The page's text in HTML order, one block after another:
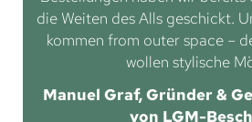
die Weiten des Alls geschickt.
kommen from outer space –
wollen stylische
Manuel Graf, Gründer &
von LGM-